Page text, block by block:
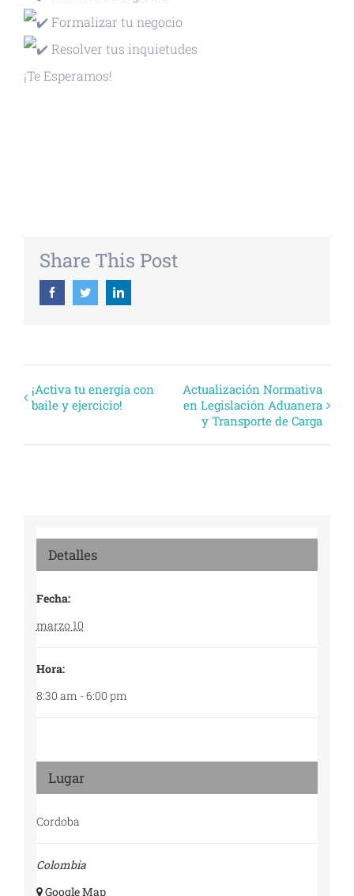
Formalizar tu negocio
Resolver tus inquietudes
¡Te Esperamos!
Share This Post
FacebookTwitterLinkedin
Evento
Navegación
¡Activa tu energía con
baile y ejercicio!
Actualización Normativa
en Legislación Aduanera
y Transporte de Carga
Detalles
Fecha:
marzo 10
Hora:
8:30 am - 6:00 pm
Lugar
Cordoba
Colombia
+ Google Map